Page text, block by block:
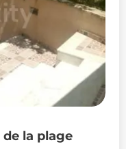
la plage